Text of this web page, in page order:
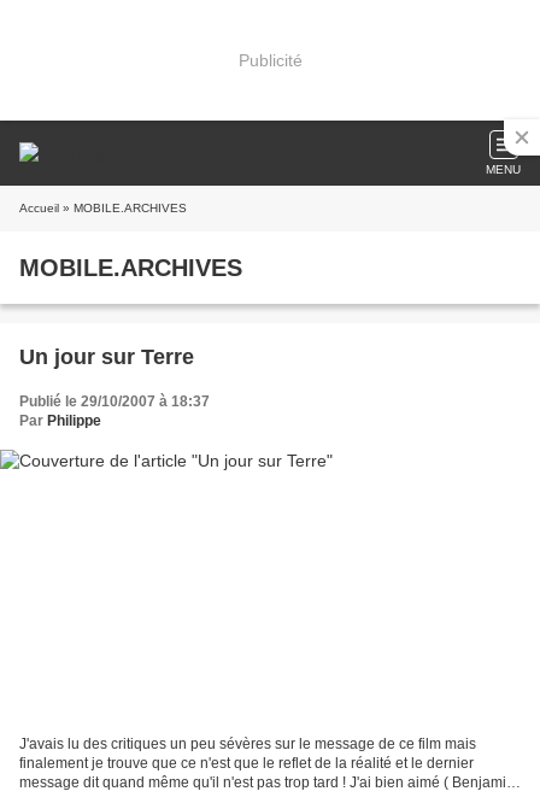
Publicité
MENU
Accueil » MOBILE.ARCHIVES
MOBILE.ARCHIVES
Un jour sur Terre
Publié le 29/10/2007 à 18:37
Par Philippe
J'avais lu des critiques un peu sévères sur le message de ce film mais
finalement je trouve que ce n'est que le reflet de la réalité et le dernier
message dit quand même qu'il n'est pas trop tard ! J'ai bien aimé ( Benjamin